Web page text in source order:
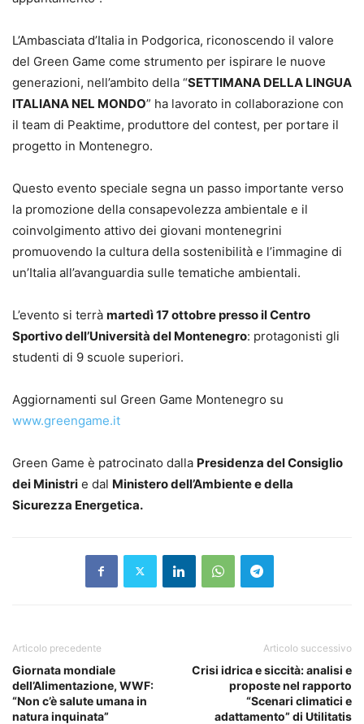
L’Ambasciata d’Italia in Podgorica, riconoscendo il valore
del Green Game come strumento per ispirare le nuove
generazioni, nell’ambito della “SETTIMANA DELLA LINGUA
ITALIANA NEL MONDO” ha lavorato in collaborazione con
il team di Peaktime, produttore del contest, per portare il
progetto in Montenegro.
Questo evento speciale segna un passo importante verso
la promozione della consapevolezza ambientale e il
coinvolgimento attivo dei giovani montenegrini
promuovendo la cultura della sostenibilità e l’immagine di
un’Italia all’avanguardia sulle tematiche ambientali.
L’evento si terrà martedì 17 ottobre presso il Centro
Sportivo dell’Università del Montenegro: protagonisti gli
studenti di 9 scuole superiori.
Aggiornamenti sul Green Game Montenegro su
www.greengame.it
Green Game è patrocinato dalla Presidenza del Consiglio
dei Ministri e dal Ministero dell’Ambiente e della
Sicurezza Energetica.
Articolo precedente
Giornata mondiale
dell’Alimentazione, WWF:
“Non c’è salute umana in
natura inquinata”
Articolo successivo
Crisi idrica e siccità: analisi e
proposte nel rapporto
“Scenari climatici e
adattamento” di Utilitatis